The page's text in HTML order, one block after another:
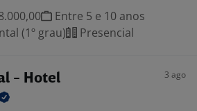
Entre 5 e 10 anos
(1º grau)
Presencial
- Hotel 3 ago